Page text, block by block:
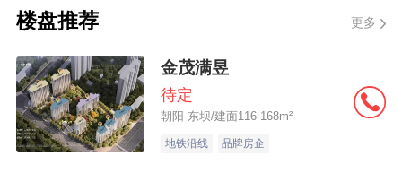
朝阳区酒仙桥旧城区改建项目1019-0013-1
地块
朝阳区北菜园CY00-0408-9001地块，位于
楼盘推荐 更多
金茂满昱
待定
朝阳-东坝/建面116-168m²
地铁沿线 品牌房企